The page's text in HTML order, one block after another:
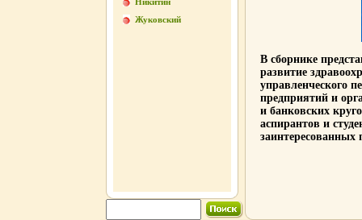
Жуковский
В сборнике
развитие
управленческого
предприятий и
и банковских
аспирантов и
заинтересованных